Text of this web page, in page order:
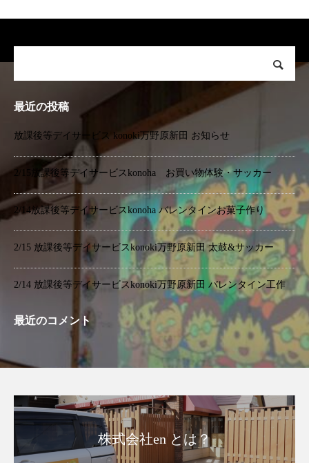
最近の投稿
放課後等デイサービス konoki万野原新田 お知らせ
2/15放課後等デイサービスkonoha お買い物体験・サッカー
2/14放課後等デイサービスkonoha バレンタインお菓子作り
2/15 放課後等デイサービスkonoki万野原新田 太鼓&サッカー
2/14 放課後等デイサービスkonoki万野原新田 バレンタイン工作
最近のコメント
株式会社en とは？